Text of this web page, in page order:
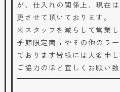
が、仕入れの関係上、現在
更させて頂いております。
※スタッフを減らして営業し
季節限定商品やその他のラ
ております皆様には大変申し
ご協力のほど宜しくお願い致